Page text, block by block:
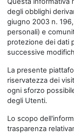
degli obblighi
giugno 2003 n.
personali) e
protezione dei dati
successive
La presente
riservatezza dei
ogni sforzo
degli Utenti.
Lo scopo
trasparenza